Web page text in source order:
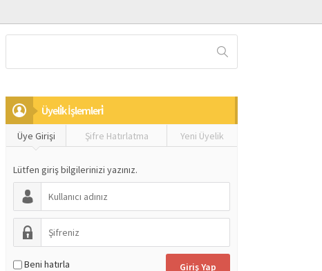
Üyeli̇k İşlemleri̇
Üye Girişi Şifre Hatırlatma Yeni Üyelik
Lütfen giriş bilgilerinizi yazınız.
Beni hatırla